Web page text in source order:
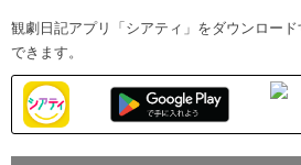
観劇日記アプリ「シアティ」をダウンロー
できます。